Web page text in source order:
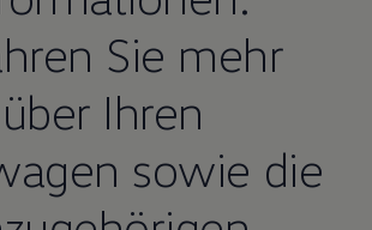
Sie mehr
über Ihren
sowie die